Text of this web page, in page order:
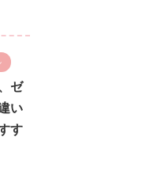
ゼ
い
す